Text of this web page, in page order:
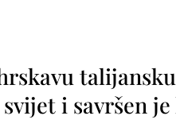
i savršen